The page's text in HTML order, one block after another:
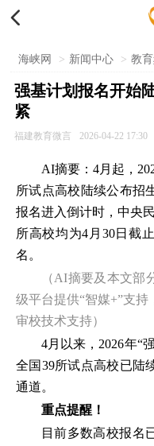

海峡网 > 新闻中心 > 教
强基计划报名开始
紧
福建教育微言 2026-04-22 17:30
AI摘要：4月起，
所试点高校陆续公布招
报名进入倒计时，中央
所高校均为4月30日截
名。
（AI摘要及本文部
级平台提供“智媒+”支持
审校技术支持）
4月以来，2026年“
全国39所试点高校已陆
通道。
重点提醒！
目前多数高校报名